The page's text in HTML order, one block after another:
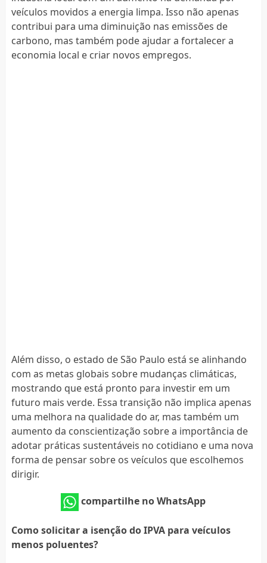
veículos movidos a energia limpa. Isso não apenas
contribui para uma diminuição nas emissões de
carbono, mas também pode ajudar a fortalecer a
economia local e criar novos empregos.
Além disso, o estado de São Paulo está se alinhando
com as metas globais sobre mudanças climáticas,
mostrando que está pronto para investir em um
futuro mais verde. Essa transição não implica apenas
uma melhora na qualidade do ar, mas também um
aumento da conscientização sobre a importância de
adotar práticas sustentáveis no cotidiano e uma nova
forma de pensar sobre os veículos que escolhemos
dirigir.
compartilhe no WhatsApp
Como solicitar a isenção do IPVA para veículos
menos poluentes?